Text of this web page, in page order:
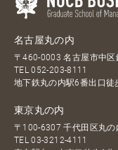
名古屋丸の内
〒460-0003 名古屋市中区
TEL052-203-8111
地下鉄丸の内駅6番出口徒
東京丸の内
〒100-6307 千代田区丸の
TEL03-3212-4111